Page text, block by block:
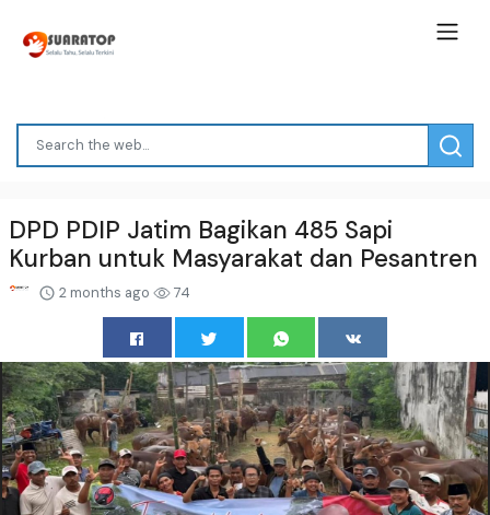
DPD PDIP Jatim Bagikan 485 Sapi
Kurban untuk Masyarakat dan Pesantren
2 months ago 74